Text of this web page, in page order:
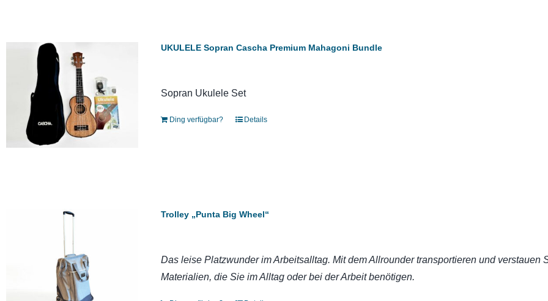
UKULELE Sopran Cascha Premium Mahagoni Bundle
Sopran Ukulele Set
Ding verfügbar? Details
Trolley „Punta Big Wheel“
Das leise Platzwunder im Arbeitsalltag. Mit dem Allrounder transportieren und verstauen
Materialien, die Sie im Alltag oder bei der Arbeit benötigen.